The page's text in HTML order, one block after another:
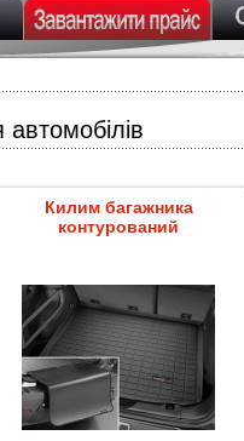
Килим багажника
контурований